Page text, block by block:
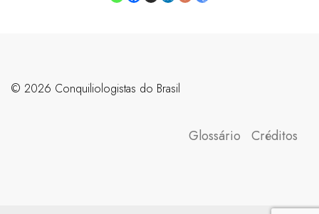
©️ 2026 Conquiliologistas do Brasil
Glossário Créditos